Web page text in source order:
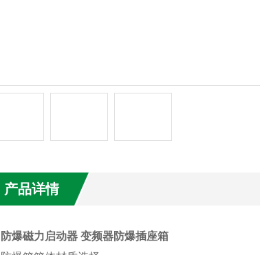
产品详情
防爆磁力启动器 变频器防爆插座箱